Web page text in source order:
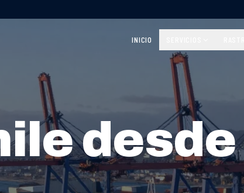
INICIO
desde